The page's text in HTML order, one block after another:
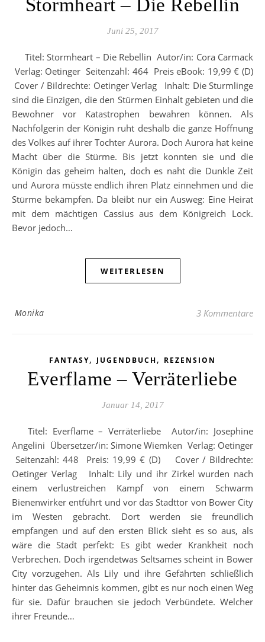
Stormheart – Die Rebellin
Juni 25, 2017
Titel: Stormheart – Die Rebellin Autor/in: Cora Carmack
Verlag: Oetinger Seitenzahl: 464 Preis eBook: 19,99 € (D)
Cover / Bildrechte: Oetinger Verlag Inhalt: Die Sturmlinge
sind die Einzigen, die den Stürmen Einhalt gebieten und die
Bewohner vor Katastrophen bewahren können. Als
Nachfolgerin der Königin ruht deshalb die ganze Hoffnung
des Volkes auf ihrer Tochter Aurora. Doch Aurora hat keine
Macht über die Stürme. Bis jetzt konnten sie und die
Königin das geheim halten, doch es naht die Dunkle Zeit
und Aurora müsste endlich ihren Platz einnehmen und die
Stürme bekämpfen. Da bleibt nur ein Ausweg: Eine Heirat
mit dem mächtigen Cassius aus dem Königreich Lock.
Bevor jedoch…
WEITERLESEN
Monika 3 Kommentare
FANTASY, JUGENDBUCH, REZENSION
Everflame – Verräterliebe
Januar 14, 2017
Titel: Everflame – Verräterliebe Autor/in: Josephine
Angelini Übersetzer/in: Simone Wiemken Verlag: Oetinger
Seitenzahl: 448 Preis: 19,99 € (D) Cover / Bildrechte:
Oetinger Verlag Inhalt: Lily und ihr Zirkel wurden nach
einem verlustreichen Kampf von einem Schwarm
Bienenwirker entführt und vor das Stadttor von Bower City
im Westen gebracht. Dort werden sie freundlich
empfangen und auf den ersten Blick sieht es so aus, als
wäre die Stadt perfekt: Es gibt weder Krankheit noch
Verbrechen. Doch irgendetwas Seltsames scheint in Bower
City vorzugehen. Als Lily und ihre Gefährten schließlich
hinter das Geheimnis kommen, gibt es nur noch einen Weg
für sie. Dafür brauchen sie jedoch Verbündete. Welcher
ihrer Freunde…